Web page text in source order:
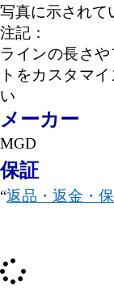
写真に示されて
注記：
ラインの長さ
トをカスタマ
い
メーカー
MGD
保証
“返品・返金・